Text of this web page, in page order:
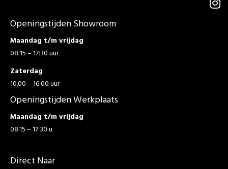
Openingstijden Showroom
Maandag t/m vrijdag
08:15 – 17:30 uur
Zaterdag
10.00 – 16:00 uur
Openingstijden Werkplaats
Maandag t/m vrijdag
08.15 – 17:30 u
Direct Naar